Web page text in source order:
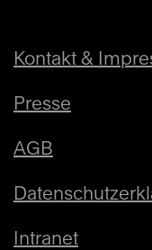
Kontakt &
Presse
AGB
Intranet